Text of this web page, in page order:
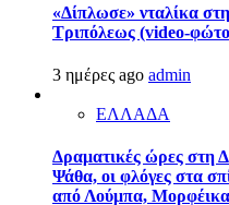
«Δίπλωσε» νταλίκα
Τριπόλεως (video-
3 ημέρες ago admin
ΕΛΛΑΔΑ
Δραματικές ώρες στη
Ψάθα, οι φλόγες στα
από Λούμπα,